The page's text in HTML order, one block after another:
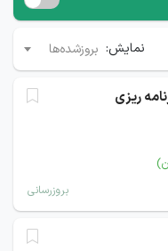
نمایش: بروزشده‌ها
ریزی
بروزرسانی